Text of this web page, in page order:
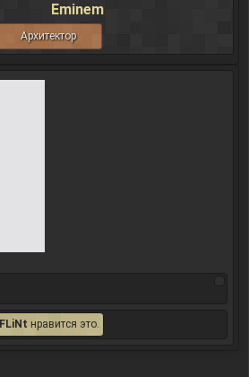
Eminem
Архитектор
FLiNt нравится это.